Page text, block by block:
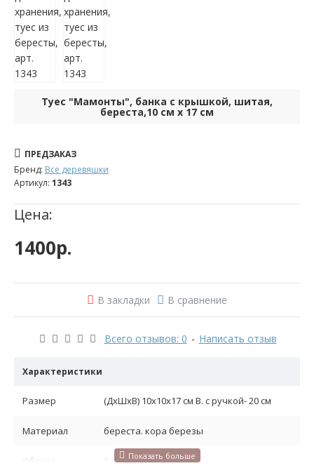
17
см
Фотографии
Описание
Туес "Мамонты", банка с крышкой, шитая,
береста,10 см x 17 см
Всего отзывов: 0 - Написать отзыв
Цена:
1400р.
ПРЕДЗАКАЗ
Бренд: Все деревяшки
Артикул: 1343
В закладки В сравнение
Характеристики
Размер (ДхШхВ) 10х10х17 см В. с ручкой- 20 см
Материал береста. кора березы
Объем 2 л